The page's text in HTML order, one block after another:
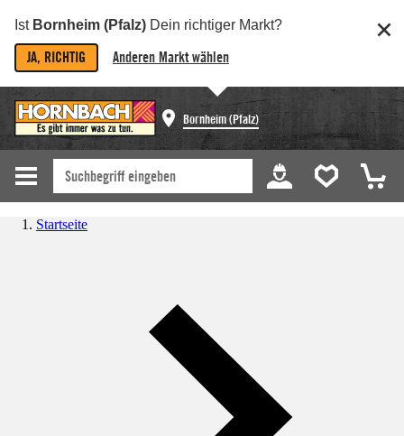
Ist Bornheim (Pfalz) Dein richtiger Markt?
JA, RICHTIG Anderen Markt wählen
Bornheim (Pfalz)
Startseite